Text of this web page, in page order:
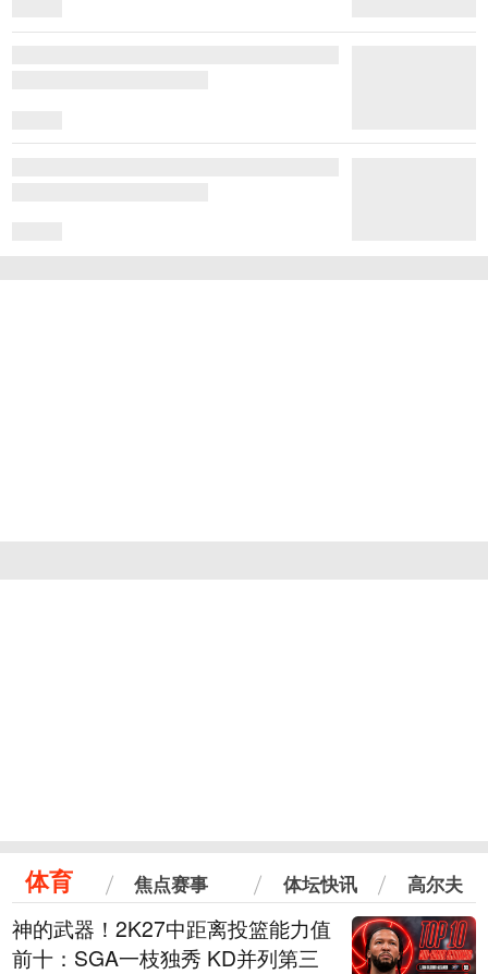
体育 焦点赛事 体坛快讯 高尔夫
神的武器！2K27中距离投篮能力值
前十：SGA一枝独秀 KD并列第三